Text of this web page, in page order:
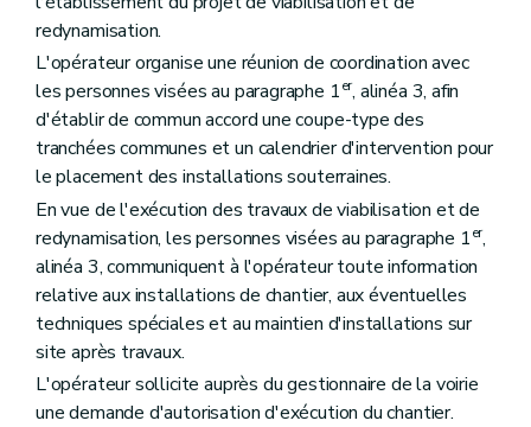
redynamisation.
L'opérateur organise une réunion de coordination avec
les personnes visées au paragraphe 1er, alinéa 3, afin
d'établir de commun accord une coupe-type des
tranchées communes et un calendrier d'intervention pour
le placement des installations souterraines.
En vue de l'exécution des travaux de viabilisation et de
redynamisation, les personnes visées au paragraphe 1er,
alinéa 3, communiquent à l'opérateur toute information
relative aux installations de chantier, aux éventuelles
techniques spéciales et au maintien d'installations sur
site après travaux.
L'opérateur sollicite auprès du gestionnaire de la voirie
une demande d'autorisation d'exécution du chantier.